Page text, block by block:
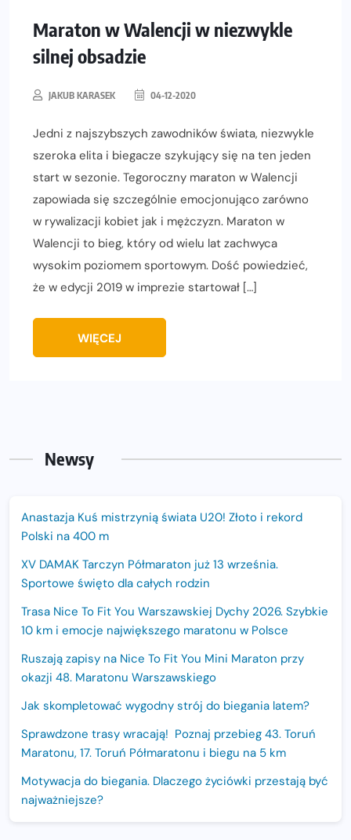
Maraton w Walencji w niezwykle
silnej obsadzie
JAKUB KARASEK 04-12-2020
Jedni z najszybszych zawodników świata, niezwykle
szeroka elita i biegacze szykujący się na ten jeden
start w sezonie. Tegoroczny maraton w Walencji
zapowiada się szczególnie emocjonująco zarówno
w rywalizacji kobiet jak i mężczyzn. Maraton w
Walencji to bieg, który od wielu lat zachwyca
wysokim poziomem sportowym. Dość powiedzieć,
że w edycji 2019 w imprezie startował […]
WIĘCEJ
Newsy
Anastazja Kuś mistrzynią świata U20! Złoto i rekord
Polski na 400 m
XV DAMAK Tarczyn Półmaraton już 13 września.
Sportowe święto dla całych rodzin
Trasa Nice To Fit You Warszawskiej Dychy 2026. Szybkie
10 km i emocje największego maratonu w Polsce
Ruszają zapisy na Nice To Fit You Mini Maraton przy
okazji 48. Maratonu Warszawskiego
Jak skompletować wygodny strój do biegania latem?
Sprawdzone trasy wracają! Poznaj przebieg 43. Toruń
Maratonu, 17. Toruń Półmaratonu i biegu na 5 km
Motywacja do biegania. Dlaczego życiówki przestają być
najważniejsze?